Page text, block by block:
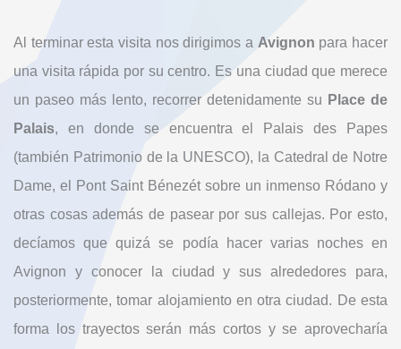
Al terminar esta visita nos dirigimos a Avignon para hacer
una visita rápida por su centro. Es una ciudad que merece
un paseo más lento, recorrer detenidamente su Place de
Palais, en donde se encuentra el Palais des Papes
(también Patrimonio de la UNESCO), la Catedral de Notre
Dame, el Pont Saint Bénezét sobre un inmenso Ródano y
otras cosas además de pasear por sus callejas. Por esto,
decíamos que quizá se podía hacer varias noches en
Avignon y conocer la ciudad y sus alrededores para,
posteriormente, tomar alojamiento en otra ciudad. De esta
forma los trayectos serán más cortos y se aprovecharía